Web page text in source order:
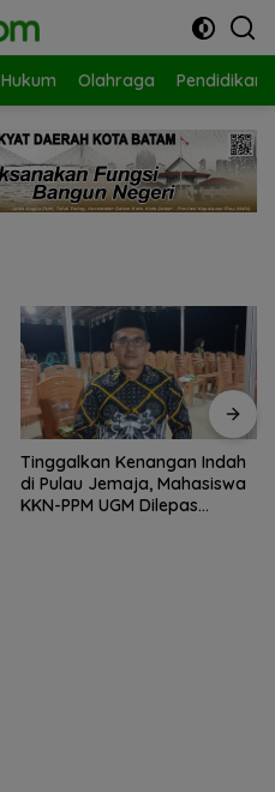
Hukum Olahraga Pendidikan
Tinggalkan Kenangan Indah
di Pulau Jemaja, Mahasiswa
KKN-PPM UGM Dilepas